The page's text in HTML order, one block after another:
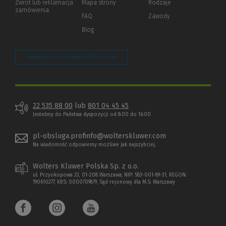
innej
Zwrot lub reklamacja
zamówienia
Mapa strony
FAQ
Blog
Rodzaje
Zawody
Zarządzaj preferencjami plików cookie
22 535 88 00 lub 801 04 45 45
Jesteśmy do Państwa dyspozycji od 8:00 do 16:00
pl-obsluga.profinfo@wolterskluwer.com
Na wiadomość odpowiemy możliwe jak najszybciej.
Wolters Kluwer Polska Sp. z o.o.
ul. Przyokopowa 33, 01-208 Warszawa; NIP: 583-001-89-31, REGON:
190610277, KRS: 0000709879, Sąd rejonowy dla M.S. Warszawy